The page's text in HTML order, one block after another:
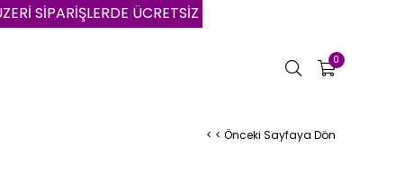
ÜCRETSİZ KARGO | VADE FARKSIZ 3 AYA
0
< < Önceki Sayfaya Dön